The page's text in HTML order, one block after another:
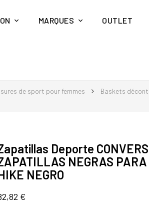
MARQUES OUTLET
de sport pour femmes Baskets
Deporte
NEGRAS
NEGRO
€